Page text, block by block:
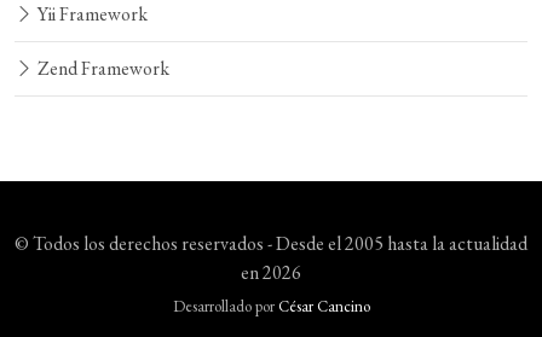
Yii Framework
Zend Framework
© Todos los derechos reservados - Desde el 2005 hasta la actualidad
en 2026
Desarrollado porCésar Cancino